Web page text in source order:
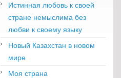
Истинная любовь к своей
стране немыслима без
любви к своему языку
Новый Казахстан в новом
мире
Моя страна